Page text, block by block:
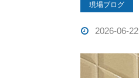
現場ブログ
2026-06-22